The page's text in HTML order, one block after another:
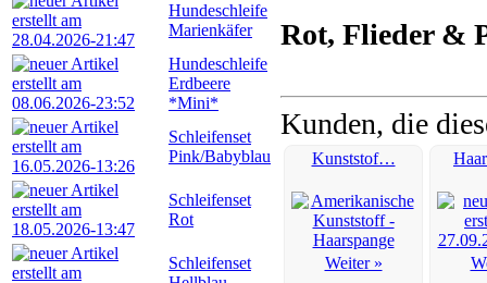
Hundeschleife
Marienkäfer
Hundeschleife
Erdbeere
*Mini*
Schleifenset
Pink/Babyblau
Schleifenset
Rot
Schleifenset
Rot, Flieder &
Kunden, die
Kunststof…
Weiter »